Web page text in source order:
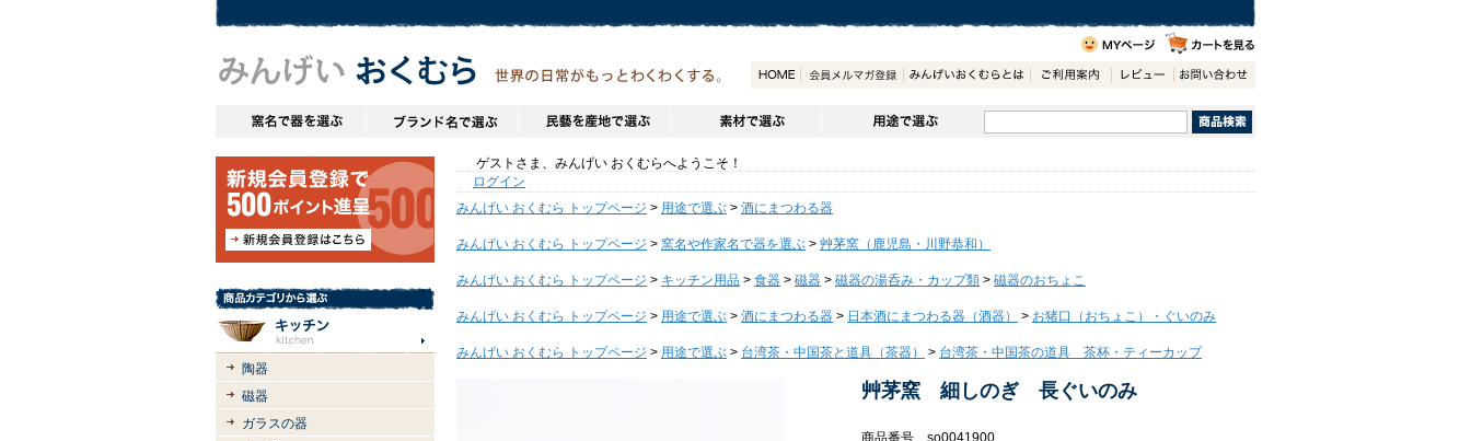
陶器
磁器
ガラスの器
ゲストさま、みんげい おくむらへようこそ！
ログイン
みんげい おくむら トップページ > 用途で選ぶ > 酒にまつわる器
みんげい おくむら トップページ > 窯名や作家名で器を選ぶ > 艸茅窯（鹿児島・川野恭和）
みんげい おくむら トップページ > キッチン用品 > 食器 > 磁器 > 磁器の湯呑み・カップ類 > 磁器のおちょこ
みんげい おくむら トップページ > 用途で選ぶ > 酒にまつわる器 > 日本酒にまつわる器（酒器） > お猪口（おちょこ）・ぐいのみ
みんげい おくむら トップページ > 用途で選ぶ > 台湾茶・中国茶と道具（茶器） > 台湾茶・中国茶の道具 茶杯・ティーカップ
艸茅窯 細しのぎ 長ぐいのみ
商品番号 so0041900